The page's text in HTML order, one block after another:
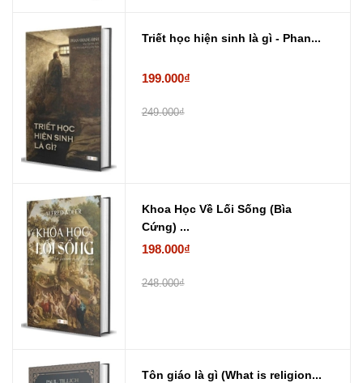
Triết học hiện sinh là gì - Phan...
199.000₫
249.000₫
Khoa Học Về Lối Sống (Bìa
Cứng) ...
198.000₫
248.000₫
Tôn giáo là gì (What is religion...